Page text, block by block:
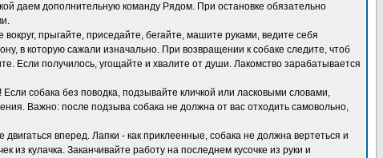
даем дополнительную команду Рядом. При остановке обязательно
прыгайте, приседайте, бегайте, машите руками, ведите себя
в которую сажали изначально. При возвращении к собаке следите, чтоб
Если получилось, угощайте и хвалите от души. Лакомство зарабатывается
собака без поводка, подзывайте кличкой или ласковыми словами,
Важно: после подзыва собака не должна от вас отходить самовольно,
вперед. Лапки - как приклеенные, собака не должна вертеться и
из кулачка. Заканчивайте работу на последнем кусочке из руки и